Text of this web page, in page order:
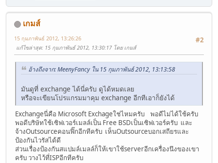
เกมส์
#2
15 กุมภาพันธ์ 2012, 13:26:26
แก้ไขล่าสุด: 15 กุมภาพันธ์ 2012, 13:30:17 โดย เกมส์
อ้างถึงจาก: MeenyFancy ใน 15 กุมภาพันธ์ 2012, 13:13:58
มันดูที่ exchange ได้นี่ครับ ดูได้หมดเลย
หรือจะเขียนโปรแกรมมาคุม exchange อีกทีเอาก็ยังได้
Exchangeนี่คือ Microsoft Exchageใช่ไหมครับ พอดีไม่ได้ใช้ครับ
พอดีบริษัทใช้เซิฟเวอร์เมลล์เป็น Free BSDเป็นเซิฟเวอร์ครับ และ
จ้างOutsourceคอนฟิ๊กอีกทีครับ เห็นOutsourceบอกเสถียรและ
ป้องกันไวรัสได้ดี
ส่วนเรื่องป้องกันสแปมล์เมลล์ก็ให้เขาใช้serverอีกเครื่องนึงของเขา
ครับ วางไว้ที่ISPอีกทีครับ